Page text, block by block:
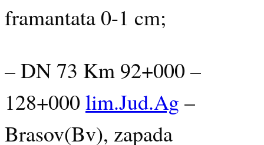
framantata 0-1 cm;
– DN 73 Km 92+000 –
128+000 lim.Jud.Ag –
Brasov(Bv), zapada